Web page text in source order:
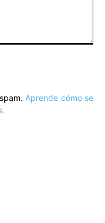
Aprende cómo se